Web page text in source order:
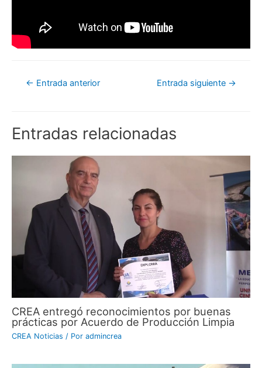
← Entrada anterior Entrada siguiente →
Entradas relacionadas
CREA entregó reconocimientos por buenas
prácticas por Acuerdo de Producción Limpia
CREA Noticias / Por admincrea